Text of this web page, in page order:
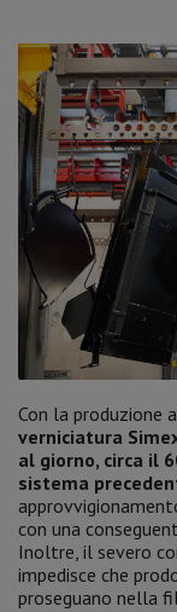
Con la produzione
verniciatura
al giorno, circa il
sistema
con una
Inoltre, il severo
impedisce che
proseguano nella